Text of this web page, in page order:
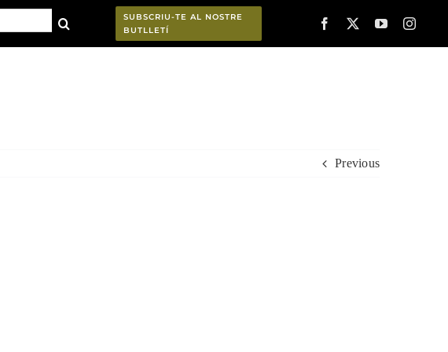
SUBSCRIU-TE AL NOSTRE
BUTLLETÍ
Previous